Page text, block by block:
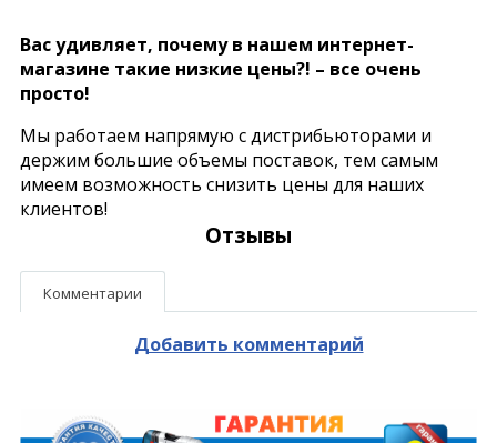
Вас удивляет, почему в нашем интернет-
магазине такие низкие цены?! – все очень
просто!
Мы работаем напрямую с дистрибьюторами и
держим большие объемы поставок, тем самым
имеем возможность снизить цены для наших
клиентов!
Отзывы
Комментарии
Добавить комментарий